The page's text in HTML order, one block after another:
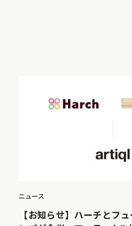
ニュース
【お知らせ】ハーチとフ